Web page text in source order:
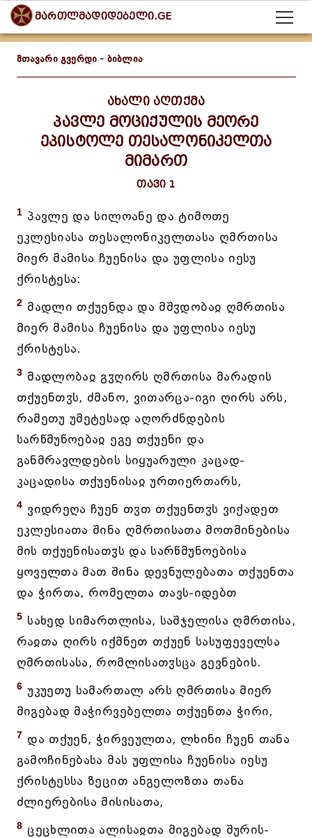
მართლმადიდებელი.GE
მთავარი გვერდი - ბიბლია
ახალი აღთქმა
პავლე მოციქულის მეორე
ეპისტოლე თესალონიკელთა
მიმართ
თავი 1
1 პავლე და სილოანე და ტიმოთე
ეკლესიასა თესალონიკელთასა ღმრთისა
მიერ მამისა ჩუენისა და უფლისა იესუ
ქრისტესა:
2 მადლი თქუენდა და მშჳდობაჲ ღმრთისა
მიერ მამისა ჩუენისა და უფლისა იესუ
ქრისტესა.
3 მადლობაჲ გჳღირს ღმრთისა მარადის
თქუენთჳს, ძმანო, ვითარცა-იგი ღირს არს,
რამეთუ უმეტესად აღორძნდების
სარწმუნოებაჲ ეგე თქუენი და
განმრავლდების სიყუარული კაცად-
კაცადისა თქუენისაჲ ურთიერთარს,
4 ვიდრეღა ჩუენ თჳთ თქუენთჳს ვიქადეთ
ეკლესიათა შინა ღმრთისათა მოთმინებისა
მის თქუენისათჳს და სარწმუნოებისა
ყოველთა მათ შინა დევნულებათა თქუენთა
და ჭირთა, რომელთა თავს-იდებთ
5 სახედ სიმართლისა, საშჯელისა ღმრთისა,
რაჲთა ღირს იქმნეთ თქუენ სასუფეველსა
ღმრთისასა, რომლისათჳსცა გევნების.
6 უკუეთუ სამართალ არს ღმრთისა მიერ
მიგებად მაჭირვებელთა თქუენთა ჭირი,
7 და თქუენ, ჭირვეულთა, ლხინი ჩუენ თანა
გამოჩინებასა მას უფლისა ჩუენისა იესუ
ქრისტესსა ზეცით ანგელოზთა თანა
ძლიერებისა მისისათა,
8 ცეცხლითა ალისაჲთა მიგებად შურის-